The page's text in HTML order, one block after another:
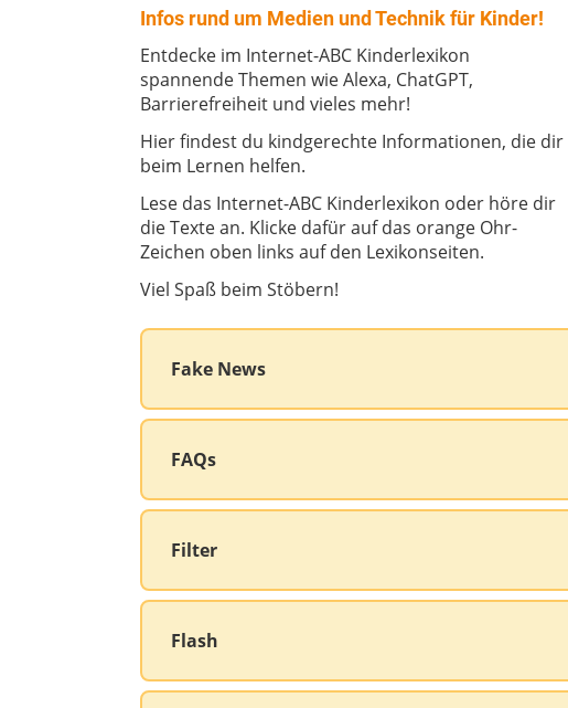
Infos rund um Medien und Technik für Kinder!
Entdecke im Internet-ABC Kinderlexikon
spannende Themen wie Alexa, ChatGPT,
Barrierefreiheit und vieles mehr!
Hier findest du kindgerechte Informationen, die dir
beim Lernen helfen.
Lese das Internet-ABC Kinderlexikon oder höre dir
die Texte an. Klicke dafür auf das orange Ohr-
Zeichen oben links auf den Lexikonseiten.
Viel Spaß beim Stöbern!
Fake News
FAQs
Filter
Flash